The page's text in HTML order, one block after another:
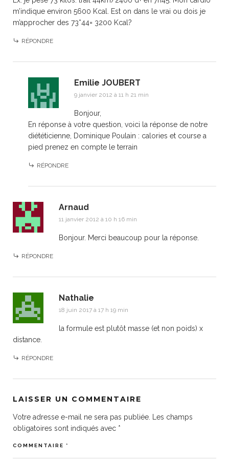
m’indique environ 5600 Kcal. Est on dans le vrai ou dois je
m’approcher des 73*44= 3200 Kcal?
RÉPONDRE
Emilie JOUBERT
9 janvier 2012 à 11 h 21 min
Bonjour,
En réponse à votre question, voici la réponse de notre
diététicienne, Dominique Poulain : calories et course a
pied prenez en compte le terrain
RÉPONDRE
Arnaud
11 janvier 2012 à 10 h 16 min
Bonjour. Merci beaucoup pour la réponse.
RÉPONDRE
Nathalie
18 juin 2017 à 17 h 19 min
la formule est plutôt masse (et non poids) x
distance.
RÉPONDRE
LAISSER UN COMMENTAIRE
Votre adresse e-mail ne sera pas publiée.
Les champs
obligatoires sont indiqués avec *
COMMENTAIRE *